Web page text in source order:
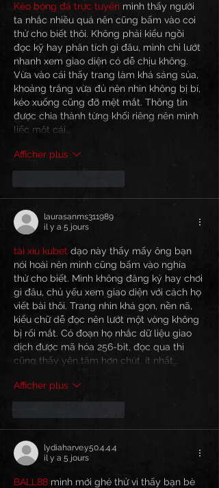
Kèo bóng đá trực tuyến mình thấy người
ta nhắc nhiều quá nên cũng bấm vào coi
thử cho biết thôi. Không phải kiểu ngồi
đọc kỹ hay phân tích gì đâu, mình chỉ lướt
nhanh xem giao diện có dễ chịu không.
Vừa vào cái thấy trang làm khá sáng sủa,
khoảng trắng vừa đủ nên nhìn không bị bí,
kéo xuống cũng đỡ mệt mắt. Thông tin
được chia thành từng khối riêng nên mình
liếc một cái…
Afficher plus
laurasanms311989
il y a 5 jours
tài xỉu kubet dạo này thấy mấy ông bạn
nói hoài nên mình cũng bấm vào nghía
thử cho biết. Mình không đăng ký hay chơi
gì đâu, chủ yếu xem giao diện với cách họ
viết bài thôi. Trang nhìn khá gọn, nền nã,
kiểu chữ dễ đọc nên lướt một vòng không
bị rối mắt. Có đoạn họ nhắc dữ liệu giao
dịch được mã hóa 256-bit, đọc qua thì
cũng thấy yên tâm hơn chút, ít nhất…
Afficher plus
lydiaharve.y50.4.4.4
il y a 5 jours
BALL88 mình mới ghé thử vì thấy bạn bè